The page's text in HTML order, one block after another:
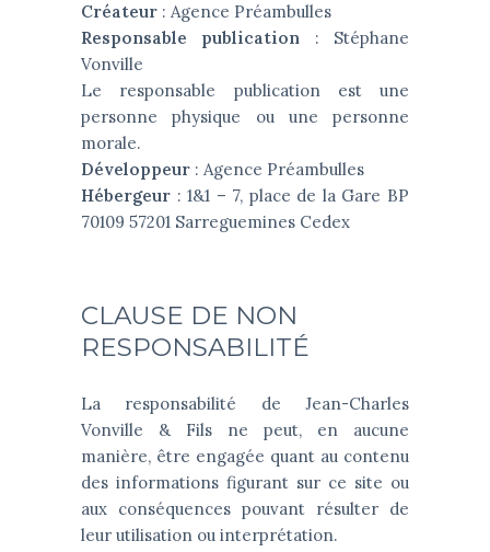
Créateur : Agence Préambulles
Responsable publication : Stéphane
Vonville
Le responsable publication est une
personne physique ou une personne
morale.
Développeur : Agence Préambulles
Hébergeur : 1&1 – 7, place de la Gare BP
70109 57201 Sarreguemines Cedex
CLAUSE DE NON
RESPONSABILITÉ
La responsabilité de Jean-Charles
Vonville & Fils ne peut, en aucune
manière, être engagée quant au contenu
des informations figurant sur ce site ou
aux conséquences pouvant résulter de
leur utilisation ou interprétation.